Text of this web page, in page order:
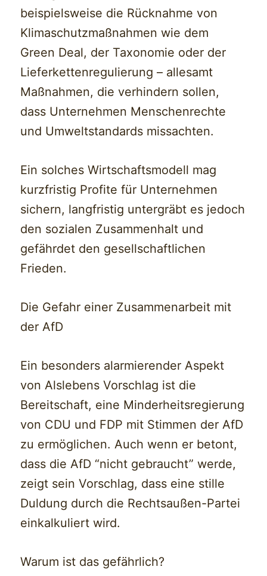
beispielsweise die Rücknahme von
Klimaschutzmaßnahmen wie dem
Green Deal, der Taxonomie oder der
Lieferkettenregulierung – allesamt
Maßnahmen, die verhindern sollen,
dass Unternehmen Menschenrechte
und Umweltstandards missachten.
Ein solches Wirtschaftsmodell mag
kurzfristig Profite für Unternehmen
sichern, langfristig untergräbt es jedoch
den sozialen Zusammenhalt und
gefährdet den gesellschaftlichen
Frieden.
Die Gefahr einer Zusammenarbeit mit
der AfD
Ein besonders alarmierender Aspekt
von Alslebens Vorschlag ist die
Bereitschaft, eine Minderheitsregierung
von CDU und FDP mit Stimmen der AfD
zu ermöglichen. Auch wenn er betont,
dass die AfD “nicht gebraucht” werde,
zeigt sein Vorschlag, dass eine stille
Duldung durch die Rechtsaußen-Partei
einkalkuliert wird.
Warum ist das gefährlich?